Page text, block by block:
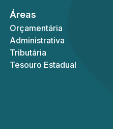
Áreas
Orçamentária
Administrativa
Tributária
Tesouro Estadual